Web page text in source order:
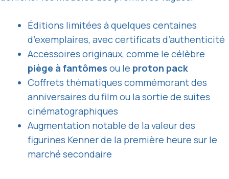
Éditions limitées à quelques centaines
d’exemplaires, avec certificats d’authenticité
Accessoires originaux, comme le célèbre
piège à fantômes ou le proton pack
Coffrets thématiques commémorant des
anniversaires du film ou la sortie de suites
cinématographiques
Augmentation notable de la valeur des
figurines Kenner de la première heure sur le
marché secondaire